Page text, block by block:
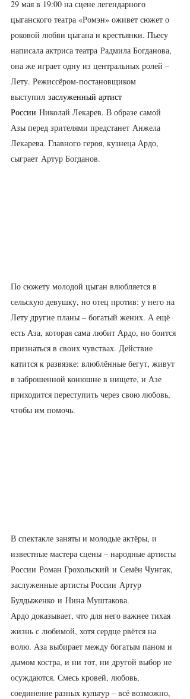
29 мая в 19:00 на сцене легендарного
цыганского театра «Ромэн» оживет сюжет о
роковой любви цыгана и крестьянки. Пьесу
написала актриса театра Радмила Богданова,
она же играет одну из центральных ролей –
Лету. Режиссёром-постановщиком
выступил заслуженный артист
России Николай Лекарев. В образе самой
Азы перед зрителями предстанет Анжела
Лекарева. Главного героя, кузнеца Ардо,
сыграет Артур Богданов.
По сюжету молодой цыган влюбляется в
сельскую девушку, но отец против: у него на
Лету другие планы – богатый жених. А ещё
есть Аза, которая сама любит Ардо, но боится
признаться в своих чувствах. Действие
катится к развязке: влюблённые бегут, живут
в заброшенной конюшне в нищете, и Азе
приходится переступить через свою любовь,
чтобы им помочь.
В спектакле заняты и молодые актёры, и
известные мастера сцены – народные артисты
России Роман Грохольский и Семён Чунгак,
заслуженные артисты России Артур
Булдыженко и Нина Муштакова.
Ардо доказывает, что для него важнее тихая
жизнь с любимой, хотя сердце рвётся на
волю. Аза выбирает между богатым паном и
дымом костра, и ни тот, ни другой выбор не
осуждаются. Смесь кровей, любовь,
соединение разных культур – всё возможно,